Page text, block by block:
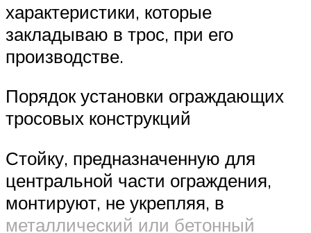
характеристики, которые
закладываю в трос, при его
производстве.
Порядок установки ограждающих
тросовых конструкций
Стойку, предназначенную для
центральной части ограждения,
монтируют, не укрепляя, в
металлический или бетонный